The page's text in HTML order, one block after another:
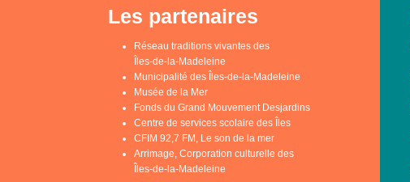
Les partenaires
Réseau traditions vivantes des
Îles-de-la-Madeleine
Municipalité des Îles-de-la-Madeleine
Musée de la Mer
Fonds du Grand Mouvement Desjardins
Centre de services scolaire des Îles
CFIM 92,7 FM, Le son de la mer
Arrimage, Corporation culturelle des
Îles-de-la-Madeleine